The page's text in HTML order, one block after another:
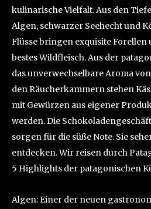
kulinarische Vielfalt. Aus den
Algen, schwarzer Seehecht und
Flüsse bringen exquisite Forellen
bestes Wildfleisch. Aus der
das unverwechselbare Aroma
den Räucherkammern stehen
mit Gewürzen aus eigener
werden. Die
sorgen für die süße Note. Sie
entdecken. Wir reisen durch
5 Highlights der patagonischen
Algen: Einer der neuen